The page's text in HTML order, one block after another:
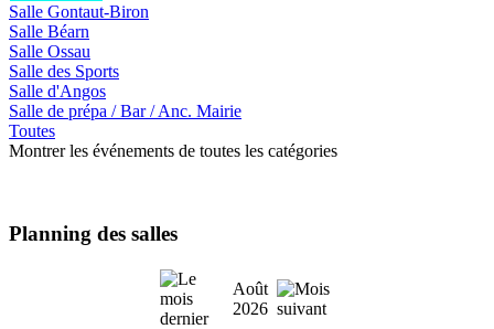
Salle Gontaut-Biron
Salle Béarn
Salle Ossau
Salle des Sports
Salle d'Angos
Salle de prépa / Bar / Anc. Mairie
Toutes
Montrer les événements de toutes les catégories
Planning des salles
Août
2026